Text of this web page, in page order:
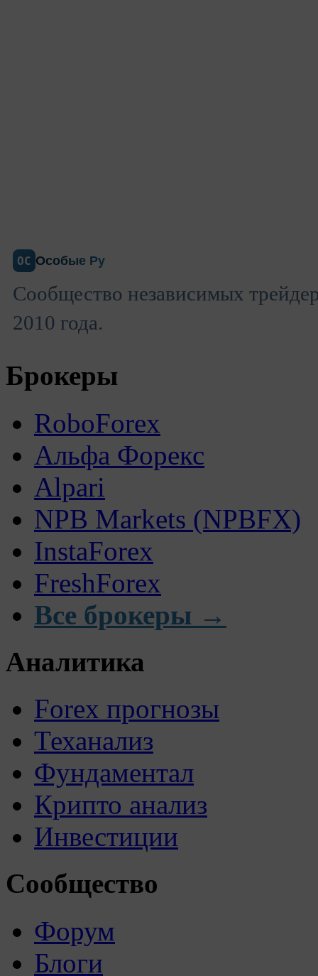
ОС Особые Ру
Сообщество независимых
2010 года.
Брокеры
RoboForex
Альфа Форекс
Alpari
NPB Markets (NPBFX)
InstaForex
FreshForex
Все брокеры →
Аналитика
Forex прогнозы
Теханализ
Фундаментал
Крипто анализ
Инвестиции
Сообщество
Форум
Блоги